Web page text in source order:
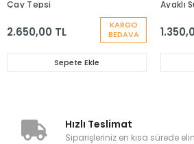
KARGO
BEDAVA
Çay Tepsi
2.650,00 TL
Sepete Ekle
Ayaklı
Hızlı Teslimat
Siparişleriniz en kısa sürede